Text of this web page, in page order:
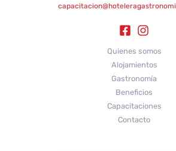
Quienes somos
Alojamientos
Gastronomía
Beneficios
Capacitaciones
Contacto